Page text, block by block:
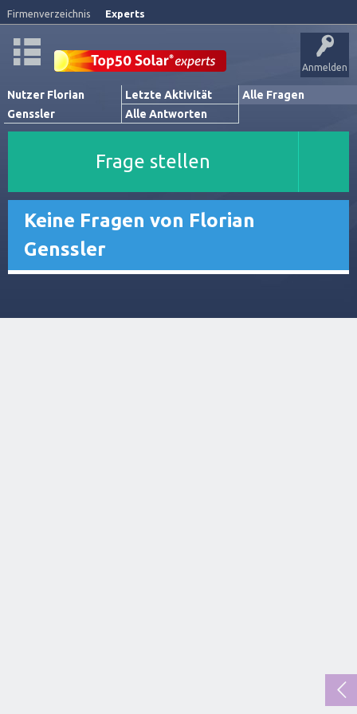
Firmenverzeichnis Experts
Anmelden
Nutzer Florian
Genssler
Letzte Aktivität
Alle Fragen
Alle Antworten
Frage stellen
Keine Fragen von Florian
Genssler